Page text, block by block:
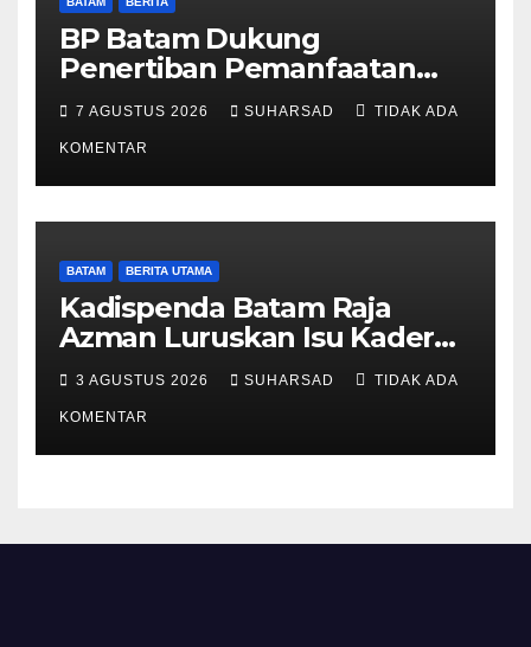
BP Batam Dukung
Penertiban Pemanfaatan
Ruang Laut Sesuai
Ketentuan Peraturan
Perundang-undangan
7 AGUSTUS 2026 SUHARSAD TIDAK ADA
KOMENTAR
BATAM BERITA UTAMA
Kadispenda Batam Raja
Azman Luruskan Isu Kader
Pajak RT/RW: Bukan Petugas
Pajak Permanen, Hanya
Pendataan untuk Digitalisasi
hingga 2030
3 AGUSTUS 2026 SUHARSAD TIDAK ADA
KOMENTAR